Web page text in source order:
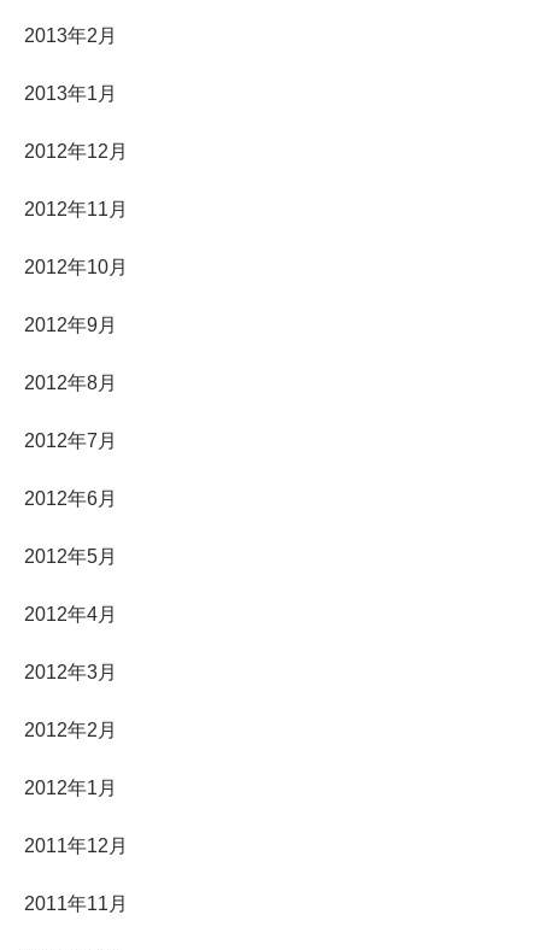
2013年2月
2013年1月
2012年12月
2012年11月
2012年10月
2012年9月
2012年8月
2012年7月
2012年6月
2012年5月
2012年4月
2012年3月
2012年2月
2012年1月
2011年12月
2011年11月